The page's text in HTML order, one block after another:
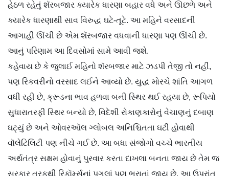
હેઠળ રહેતું શૅરબજાર ક્યારેક ધારણા બહાર વધે અને ઊછળે અને
ક્યારેક ધારણાથી સાવ વિરુદ્ધ ઘટે-તૂટે. આ મહિને વરસાદની
આગાહી ઊંચી છે એમ શૅરબજાર વધવાની ધારણા પણ ઊંચી છે.
આનું પરિણામ આ દિવસોમાં સામે આવી જશે.
કહેવાય છે કે જુલાઈ મહિનો શૅરબજાર માટે ઝડપી તેજી તો નહીં,
પણ રિકવરીનો વરસાદ લઈને આવ્યો છે. યુદ્ધ મોરચે શાંતિ આગળ
વધી રહી છે, ક્રૂડના ભાવ હળવા બની સ્થિર થઈ રહયા છે, રૂપિયો
સુધારાતરફી સ્થિર બન્યો છે, વિદેશી રોકાણકારોનું વેચાણનું દબાણ
ઘટ્યું છે અને ઓવરઑલ ગ્લોબલ અનિશ્ચિતતા ઘટી હોવાથી
વૉલેટિલિટી પણ નીચે ગઈ છે. આ બધા સંજોગો વચ્ચે ભારતીય
અર્થતંત્ર સક્ષમ હોવાનું પુરવાર કરતા દાખલા બનતા જાય છે તેમ જ
સરકાર તરફથી રિફૉર્મ્સનાં પગલાં પણ ભરાતાં જાય છે. આ ઉપરાંત